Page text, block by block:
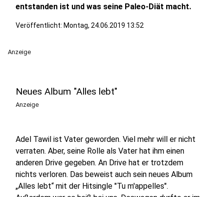
entstanden ist und was seine Paleo-Diät macht.
Veröffentlicht: Montag, 24.06.2019 13:52
Anzeige
Neues Album "Alles lebt"
Anzeige
Adel Tawil ist Vater geworden. Viel mehr will er nicht
verraten. Aber, seine Rolle als Vater hat ihm einen
anderen Drive gegeben. An Drive hat er trotzdem
nichts verloren. Das beweist auch sein neues Album
„Alles lebt“ mit der Hitsingle "Tu m'appelles".